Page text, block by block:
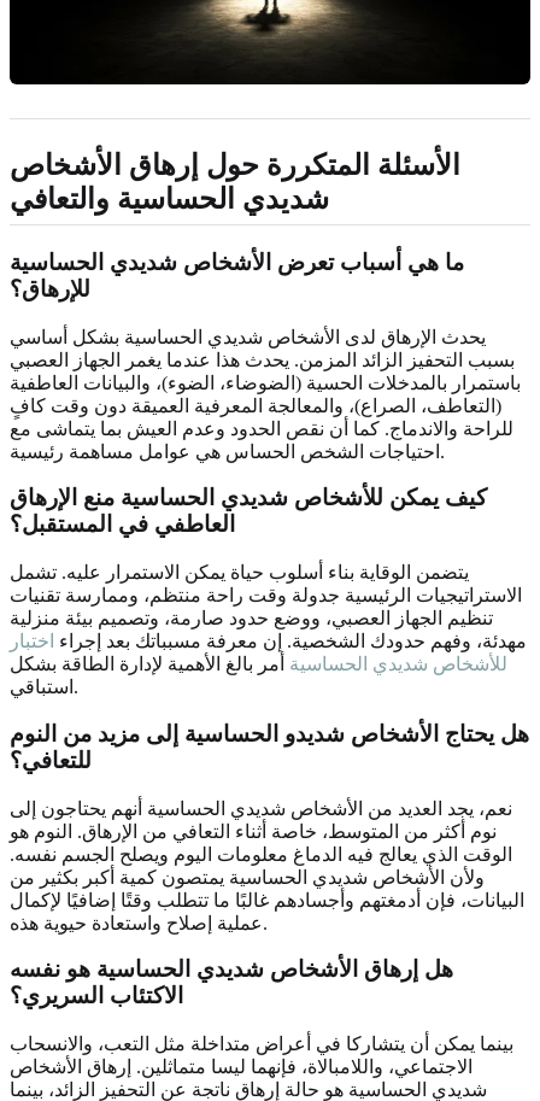
الأسئلة المتكررة حول إرهاق الأشخاص
شديدي الحساسية والتعافي
ما هي أسباب تعرض الأشخاص شديدي الحساسية
للإرهاق؟
يحدث الإرهاق لدى الأشخاص شديدي الحساسية بشكل أساسي
بسبب التحفيز الزائد المزمن. يحدث هذا عندما يغمر الجهاز العصبي
باستمرار بالمدخلات الحسية (الضوضاء، الضوء)، والبيانات العاطفية
(التعاطف، الصراع)، والمعالجة المعرفية العميقة دون وقت كافٍ
للراحة والاندماج. كما أن نقص الحدود وعدم العيش بما يتماشى مع
احتياجات الشخص الحساس هي عوامل مساهمة رئيسية.
كيف يمكن للأشخاص شديدي الحساسية منع الإرهاق
العاطفي في المستقبل؟
يتضمن الوقاية بناء أسلوب حياة يمكن الاستمرار عليه. تشمل
الاستراتيجيات الرئيسية جدولة وقت راحة منتظم، وممارسة تقنيات
تنظيم الجهاز العصبي، ووضع حدود صارمة، وتصميم بيئة منزلية
مهدئة، وفهم حدودك الشخصية. إن معرفة مسبباتك بعد إجراء اختبار
للأشخاص شديدي الحساسية أمر بالغ الأهمية لإدارة الطاقة بشكل
استباقي.
هل يحتاج الأشخاص شديدو الحساسية إلى مزيد من النوم
للتعافي؟
نعم، يجد العديد من الأشخاص شديدي الحساسية أنهم يحتاجون إلى
نوم أكثر من المتوسط، خاصة أثناء التعافي من الإرهاق. النوم هو
الوقت الذي يعالج فيه الدماغ معلومات اليوم ويصلح الجسم نفسه.
ولأن الأشخاص شديدي الحساسية يمتصون كمية أكبر بكثير من
البيانات، فإن أدمغتهم وأجسادهم غالبًا ما تتطلب وقتًا إضافيًا لإكمال
عملية إصلاح واستعادة حيوية هذه.
هل إرهاق الأشخاص شديدي الحساسية هو نفسه
الاكتئاب السريري؟
بينما يمكن أن يتشاركا في أعراض متداخلة مثل التعب، والانسحاب
الاجتماعي، واللامبالاة، فإنهما ليسا متماثلين. إرهاق الأشخاص
شديدي الحساسية هو حالة إرهاق ناتجة عن التحفيز الزائد، بينما